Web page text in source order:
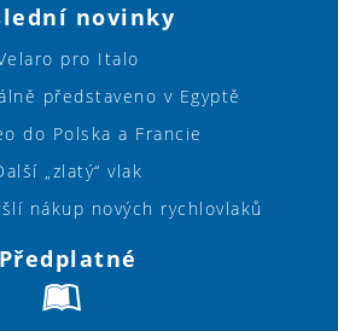
novinky
pro Italo
představeno v Egyptě
do Polska a Francie
„zlatý“ vlak
nákup nových rychlovlaků
Předplatné